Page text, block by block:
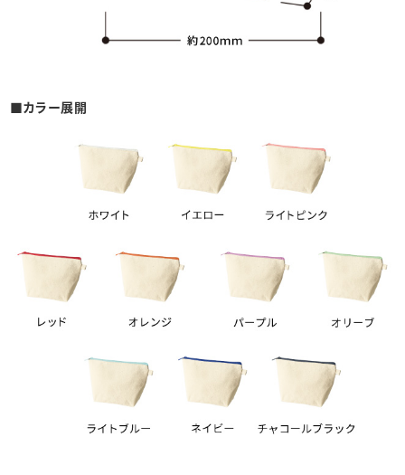
■カラー展開